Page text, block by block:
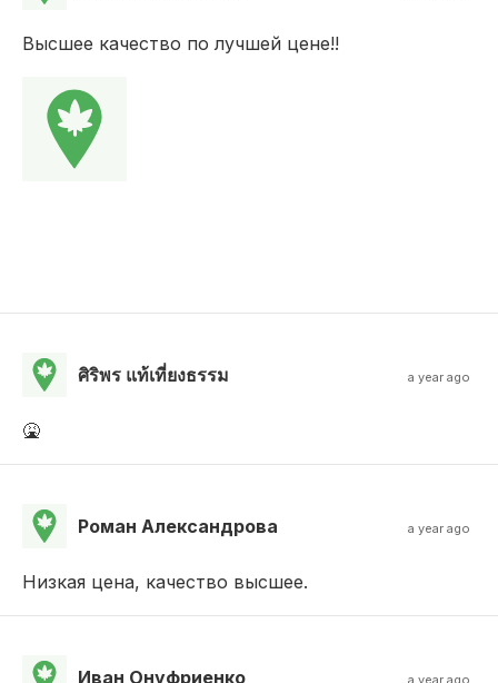
Высшее качество по лучшей цене!!
ศิริพร แท้เที่ยงธรรม a year ago
🤮
Роман Александрова a year ago
Низкая цена, качество высшее.
Иван Онуфриенко a year ago